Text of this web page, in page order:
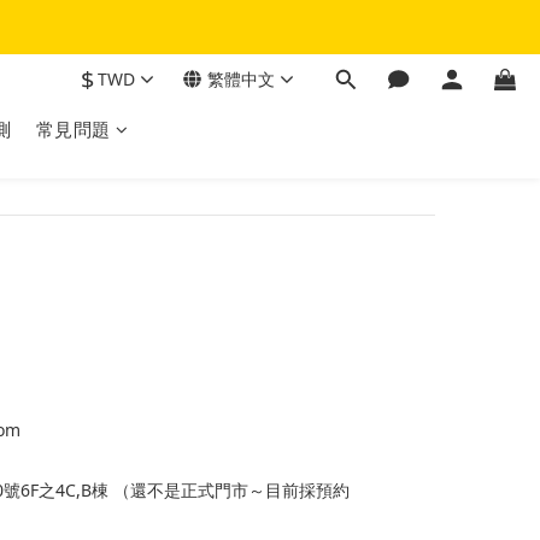
$TWD 繁體中文
常見問題
6F之4C,B棟 （還不是正式門市～目前採預約